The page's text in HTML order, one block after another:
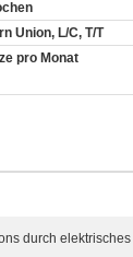
Union, L/C, T/T
pro Monat
durch elektrisches